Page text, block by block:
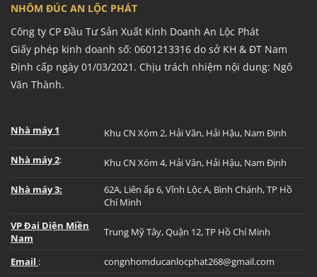
NHÔM ĐÚC AN LỘC PHÁT
Công ty CP Đầu Tư Sản Xuất Kinh Doanh An Lộc Phát
Giấy phép kinh doanh số: 0601213316 do sở KH & ĐT Nam
Định cấp ngày 01/03/2021. Chịu trách nhiệm nội dung: Ngô
Văn Thành.
Nhà máy 1 Khu CN Xóm 2, Hải Vân, Hải Hậu, Nam Định
Nhà máy 2: Khu CN Xóm 4, Hải Vân, Hải Hậu, Nam Định
Nhà máy 3:
62A, Liên ấp 6, Vĩnh Lộc A, Bình Chánh, TP Hồ
Chí Minh
VP Đại Diện Miền
Nam
Trung Mỹ Tây, Quận 12, TP Hồ Chí Minh
Email :
congnhomducanlocphat268@gmail.com